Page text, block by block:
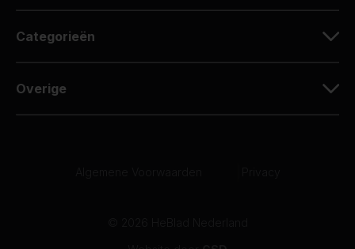
Categorieën
Overige